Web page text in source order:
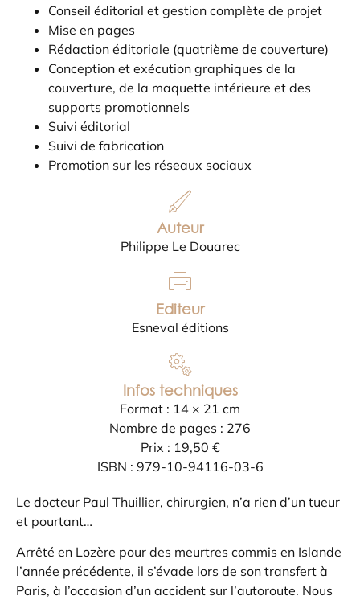
Conseil éditorial et gestion complète de projet
Mise en pages
Rédaction éditoriale (quatrième de couverture)
Conception et exécution graphiques de la
couverture, de la maquette intérieure et des
supports promotionnels
Suivi éditorial
Suivi de fabrication
Promotion sur les réseaux sociaux
Auteur
Philippe Le Douarec
Editeur
Esneval éditions
Infos techniques
Format : 14 × 21 cm
Nombre de pages : 276
Prix : 19,50 €
ISBN : 979-10-94116-03-6
Le docteur Paul Thuillier, chirurgien, n’a rien d’un tueur
et pourtant…
Arrêté en Lozère pour des meurtres commis en Islande
l’année précédente, il s’évade lors de son transfert à
Paris, à l’occasion d’un accident sur l’autoroute. Nous